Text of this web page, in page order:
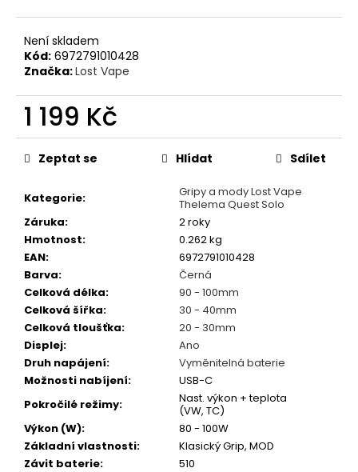
Není skladem
Kód: 6972791010428
Značka:Lost Vape
1 199 Kč
Měrná
cena:
Kategorie:
Gripy a mody Lost Vape
Thelema Quest Solo
Záruka:
2 roky
Hmotnost:
0.262 kg
EAN:
6972791010428
Barva:
Černá
Celková délka:
90 - 100mm
Celková šířka:
30 - 40mm
Celková tloušťka:
20 - 30mm
Displej:
Ano
Druh napájení:
Vyměnitelná baterie
Možnosti nabíjení:
USB-C
Pokročilé režimy:
Nast. výkon + teplota
(VW, TC)
Výkon (W):
80 - 100W
Základní vlastnosti:
Klasický Grip, MOD
Závit baterie:
510
Zeptat se Hlídat Sdílet
m
e
JOYETECH
ATOMIZER
EX
OHM
49
Kč